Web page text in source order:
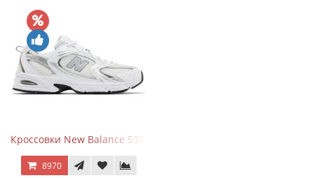
Кроссовки New Balance 530 White Silver Metallic
8970